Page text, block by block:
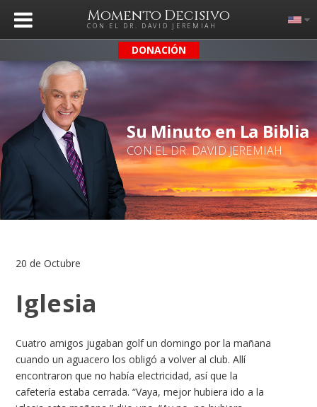
Momento Decisivo
CON EL DR. DAVID JEREMIAH
DONACIÓN
Su Minuto en La Biblia
CON EL DR. DAVID JEREMIAH
20 de Octubre
Iglesia
Cuatro amigos jugaban golf un domingo por la mañana
cuando un aguacero los obligó a volver al club. Allí
encontraron que no había electricidad, así que la
cafetería estaba cerrada. “Vaya, mejor hubiera ido a la